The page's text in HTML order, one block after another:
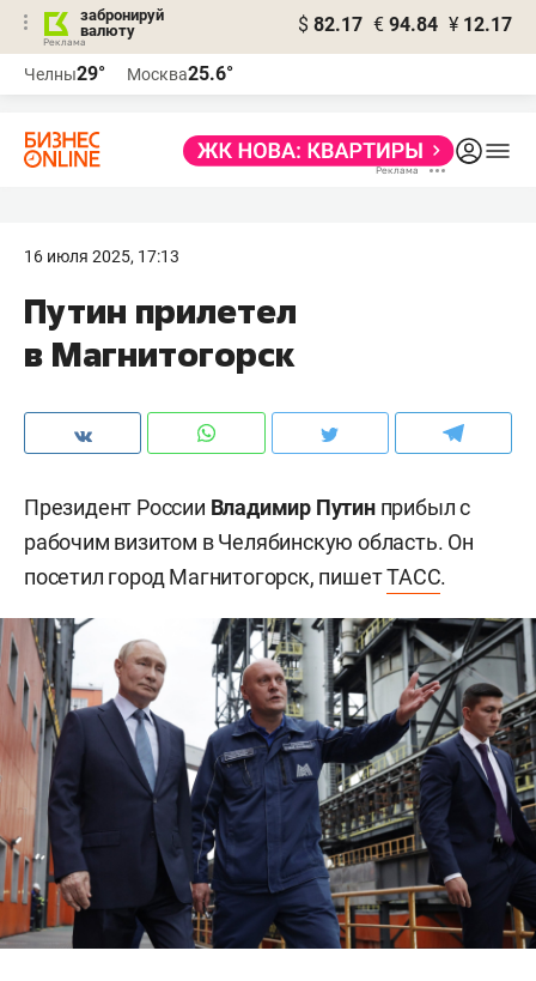
забронируй
валюту
$ 82.17 € 94.84 ¥ 12.17
Челны29° Москва25.6°
16 июля 2025, 17:13
Путин прилетел
в Магнитогорск
Президент России Владимир Путинприбыл с
рабочим визитом в Челябинскую область. Он
посетил город Магнитогорск, пишетТАСС.